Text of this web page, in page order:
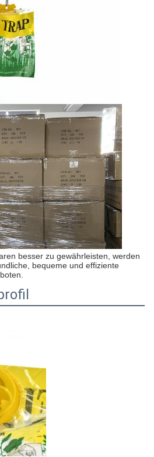
besser zu gewährleisten, werden
bequeme und effiziente